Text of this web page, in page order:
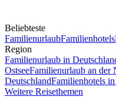
Beliebteste
FamilienurlaubFamilienhotels
Region
Familienurlaub in
OstseeFamilienurlaub an der
DeutschlandFamilienhotels
Weitere Reisethemen